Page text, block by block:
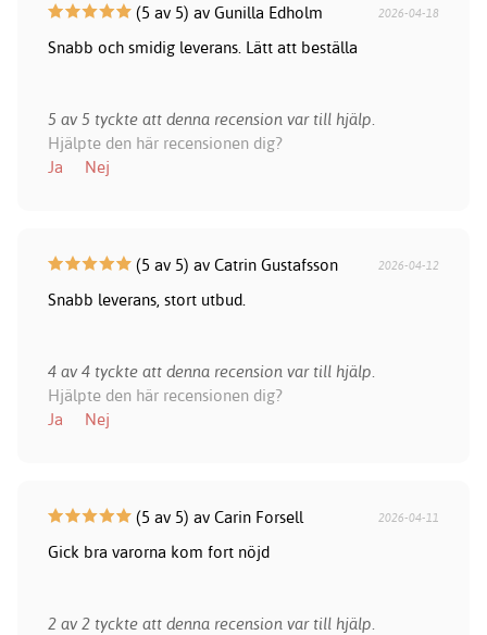
(5 av 5) av Gunilla Edholm 2026-04-18
Snabb och smidig leverans. Lätt att beställa
5 av 5 tyckte att denna recension var till hjälp.
Hjälpte den här recensionen dig?
Ja
Nej
(5 av 5) av Catrin Gustafsson 2026-04-12
Snabb leverans, stort utbud.
4 av 4 tyckte att denna recension var till hjälp.
Hjälpte den här recensionen dig?
Ja
Nej
(5 av 5) av Carin Forsell 2026-04-11
Gick bra varorna kom fort nöjd
2 av 2 tyckte att denna recension var till hjälp.